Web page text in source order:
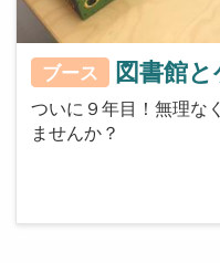
ブース 図書館
ついに９年目！無理な
ませんか？